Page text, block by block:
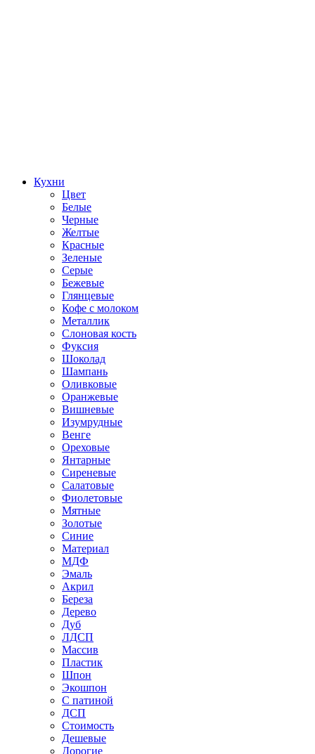
Кухни
Цвет
Белые
Черные
Желтые
Красные
Зеленые
Серые
Бежевые
Глянцевые
Кофе с молоком
Металлик
Слоновая кость
Фуксия
Шоколад
Шампань
Оливковые
Оранжевые
Вишневые
Изумрудные
Венге
Ореховые
Янтарные
Сиреневые
Салатовые
Фиолетовые
Мятные
Золотые
Синие
Материал
МДФ
Эмаль
Акрил
Береза
Дерево
Дуб
ЛДСП
Массив
Пластик
Шпон
Экошпон
С патиной
ДСП
Стоимость
Дешевые
Дорогие